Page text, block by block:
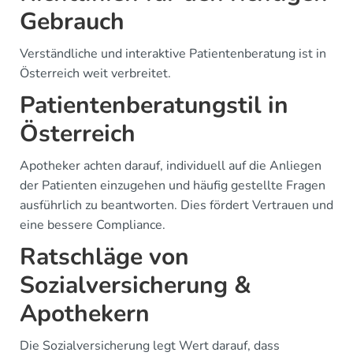
Gebrauch
Verständliche und interaktive Patientenberatung ist in
Österreich weit verbreitet.
Patientenberatungstil in
Österreich
Apotheker achten darauf, individuell auf die Anliegen
der Patienten einzugehen und häufig gestellte Fragen
ausführlich zu beantworten. Dies fördert Vertrauen und
eine bessere Compliance.
Ratschläge von
Sozialversicherung &
Apothekern
Die Sozialversicherung legt Wert darauf, dass